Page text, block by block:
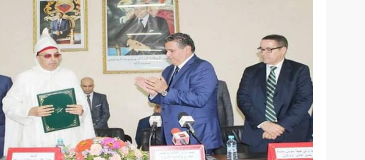
سقوط “معمل الموت” بسيدي بيبي.. الدرك يفكك شبكة تقطير “ماء الحياة” في مداهمة خاطفة
انطلاق دورة تكوينية في مجال الطاقات المتجددة بمنصة الشباب ببيوكرى.